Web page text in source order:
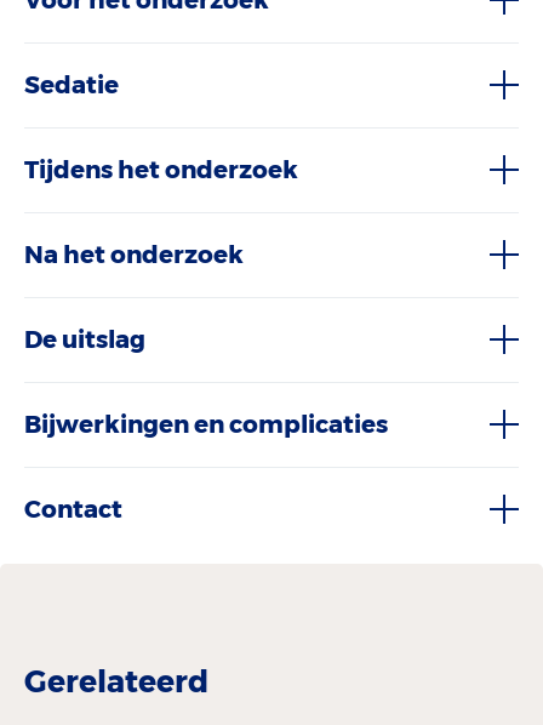
Sedatie
Tijdens het onderzoek
Na het onderzoek
De uitslag
Bijwerkingen en complicaties
Contact
Gerelateerd